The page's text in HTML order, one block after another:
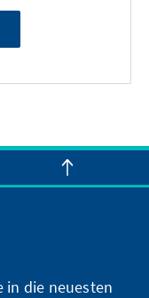
in die neuesten